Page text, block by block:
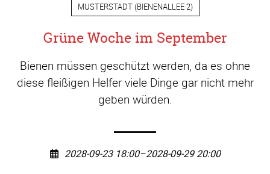
MUSTERSTADT(BIENENALLEE 2)
Grüne Woche im September
Bienen müssen geschützt werden, da es ohne
diese fleißigen Helfer viele Dinge gar nicht mehr
geben würden.
2028-09-23 18:00–2028-09-29 20:00